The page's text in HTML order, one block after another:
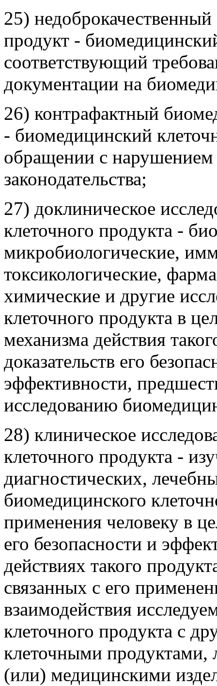
25)
продукт -
соответствующий
документации на
26) контрафактный
- биомедицинский
обращении с нарушением
законодательства;
27) доклиническое
клеточного продукта -
микробиологические,
токсикологические,
химические и другие
клеточного продукта в
механизма действия
доказательств его
эффективности,
исследованию
28) клиническое
клеточного продукта -
диагностических,
биомедицинского
применения человеку в
его безопасности и
действиях такого
связанных с его
взаимодействия
клеточного продукта с
клеточными продуктами,
(или) медицинскими